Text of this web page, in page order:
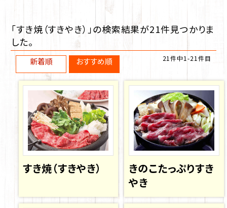
「すき焼（すきやき） 」の検索結果が21件見つかりま
した。
新着順 おすすめ順 21件中1-21 件目
すき焼（すきやき）
きのこたっぷりすき
やき